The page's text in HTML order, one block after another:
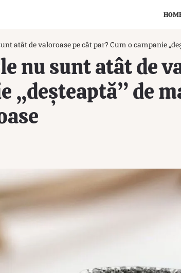
atât de valoroase pe cât par? Cum o campanie
nu sunt atât de
„deșteaptă” de